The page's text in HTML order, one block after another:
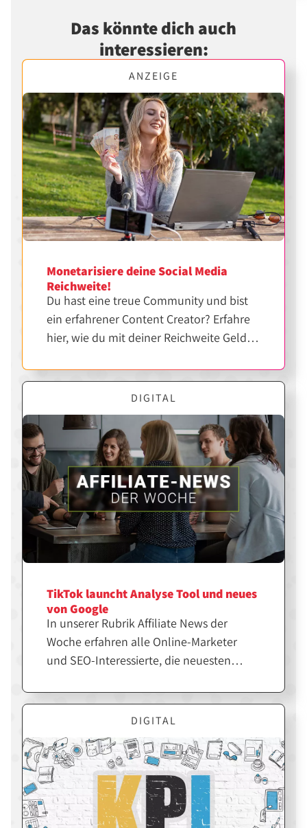
Das könnte dich auch
interessieren:
ANZEIGE
Monetarisiere deine Social Media
Reichweite!
Du hast eine treue Community und bist
ein erfahrener Content Creator? Erfahre
hier, wie du mit deiner Reichweite Geld
DIGITAL
TikTok launcht Analyse Tool und neues
von Google
In unserer Rubrik Affiliate News der
Woche erfahren alle Online-Marketer
und SEO-Interessierte, die neuesten
perfekte Zusammenfassung für alle, die
den Überblick nicht verlieren wollen.
Googles Search Console Insights gehen
in die zweite Runde. Die ersten User
können können nun in der Beta-Phase
testen, wie ihre Inhalte ankommen, um
diese dann bestmöglich zu optimieren.
DIGITAL